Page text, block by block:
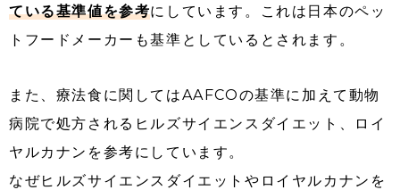
ている基準値を参考にしています。これは日本のペッ
トフードメーカーも基準としているとされます。
また、療法食に関してはAAFCOの基準に加えて動物
病院で処方されるヒルズサイエンスダイエット、ロイ
ヤルカナンを参考にしています。
なぜヒルズサイエンスダイエットやロイヤルカナンを